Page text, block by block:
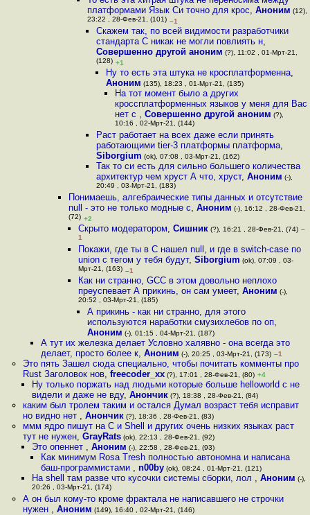
платформами Язык Си точно для крос, Аноним (12),
23:22 , 28-Фев-21, (101) –1
Скажем так, по всей видимости разработчики
стандарта C никак не могли повлиять н,
Совершенно другой аноним (?), 11:02 , 01-Мрт-21,
(128) +1
Ну то есть эта штука не кросплатформенна,
Аноним (135), 18:23 , 01-Мрт-21, (135)
На тот момент было а других
кроссплатформенных языков у меня для Вас
нет с , Совершенно другой аноним (?),
10:16 , 02-Мрт-21, (144)
Раст работает на всех даже если принять
работающими tier-3 платформы платформа,
Siborgium (ok), 07:08 , 03-Мрт-21, (162)
Так то си есть для сильно большего количества
архитектур чем хруст А что, хруст,Аноним (-),
20:49 , 03-Мрт-21, (183)
Понимаешь, алгебраические типы данных и отсутствие
null - это не только модные с,Аноним (-), 16:12 , 28-Фев-21,
(72) +2
Скрыто модератором, Сишник(?), 16:21 , 28-Фев-21, (74) –
1
Покажи, где ты в С нашел null, и где в switch-case по
union с тегом у тебя будут, Siborgium (ok), 07:09 , 03-
Мрт-21, (163) –1
Как ни странно, GCC в этом довольно неплохо
преуспевает А прикинь, он сам умеет, Аноним (-),
20:52 , 03-Мрт-21, (185)
А прикинь - как ни странно, для этого
используются наработки смузихлебов по оп,
Аноним (-), 01:15 , 04-Мрт-21, (187)
А тут их железка делает Условно халявно - она всегда это
делает, просто более к,Аноним (-), 20:25 , 03-Мрт-21, (173) –1
Это пять Зашел сюда специально, чтобы почитать комменты про
Rust Заголовок нов, freecoder_xx(?), 17:01 , 28-Фев-21, (80) +4
Ну только поржать над людьми которые больше helloworld c не
видели и даже не вду, Анончик(?), 18:38 , 28-Фев-21, (84)
каким был тролем таким и остался Думал возраст тебя исправит
но видно нет , Анончик(?), 18:36 , 28-Фев-21, (83)
ммм ядро пишут на С и Shell и других очень низких языках раст
тут не нужен, GrayRats(ok), 22:13 , 28-Фев-21, (92)
Это опеннет , Аноним (-), 22:58 , 28-Фев-21, (93)
Как минимум Rosa Tresh полностью автономна и написана
баш-программистами ,n00by (ok), 08:24 , 01-Мрт-21, (121)
На shell там разве что кусочки системы сборки, лол , Аноним (-),
20:26 , 03-Мрт-21, (174)
А он был кому-то кроме фрактала не написавшего не строчки
нужен , Аноним (149), 16:40 , 02-Мрт-21, (146)